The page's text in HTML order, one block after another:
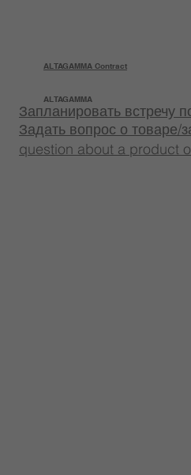
ALTAGAMMA
Задать вопрос о товаре/
question about a product
ALTAGAMMA Contract
Запланировать встречу